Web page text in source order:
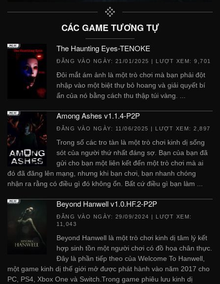
CÁC GAME TƯƠNG TỰ
The Haunting Eyes-TENOKE
ĐĂNG VÀO NGÀY: 21/01/2025 | LƯỢT XEM: 9,701
Đôi mắt ám ảnh là một trò chơi mà bạn phải đột
nhập vào một biệt thự bỏ hoang và giải quyết bí
ẩn của nó bằng cách thu thập túi vàng. ...
Among Ashes v1.1.4-P2P
ĐĂNG VÀO NGÀY: 11/06/2025 | LƯỢT XEM: 2,897
Trong số các tro tàn là một trò chơi kinh dị sống
sót của người thứ nhất đáng sợ. Bạn của bạn đã
gửi cho bạn một liên kết đến một trò chơi mà ai
đó đã đăng lên mạng, nhưng khi bạn chơi, bạn nhanh chóng
nhận ra rằng có điều gì đó không ổn. Bất cứ điều gì bạn làm ...
Beyond Hanwell v1.0.HF.2-P2P
ĐĂNG VÀO NGÀY: 29/09/2024 | LƯỢT XEM:
11,043
Beyond Hanwell là một trò chơi kinh dị tâm lý kết
hợp sinh tồn một người chơi có đồ họa chân thực.
Đây là phần tiếp theo của Welcome To Hanwell,
một game kinh dị thế giới mở được phát hành vào năm 2017 cho
PC, PS4, Xbox One và Switch.Trong game phiêu lưu kinh dị